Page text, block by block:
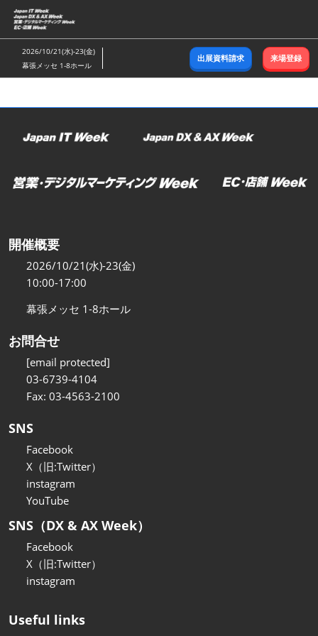
ス
キ
ッ
し
2026/10/21(水)-23(金)
幕張メッセ 1-8ホール
出展資料請求 来場登録
開催概要
2026/10/21(水)-23(金)
10:00-17:00
幕張メッセ 1-8ホール
お問合せ
[email protected]
03-6739-4104
Fax: 03-4563-2100
SNS
Facebook
X（旧:Twitter）
instagram
YouTube
SNS（DX & AX Week）
Facebook
X（旧:Twitter）
instagram
Useful links